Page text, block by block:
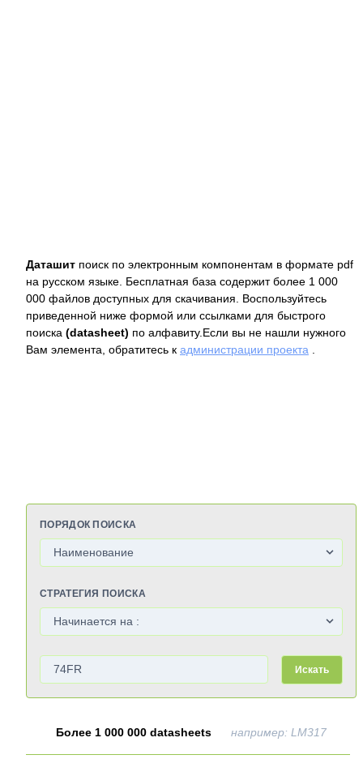
Даташит поиск по электронным компонентам в формате pdf
на русском языке. Бесплатная база содержит более 1 000
000 файлов доступных для скачивания. Воспользуйтесь
приведенной ниже формой или ссылками для быстрого
поиска (datasheet) по алфавиту.Если вы не нашли нужного
Вам элемента, обратитесь к администрации проекта
ПОРЯДОК ПОИСКА
СТРАТЕГИЯ ПОИСКА
Искать
Более 1 000 000 datasheets например: LM317